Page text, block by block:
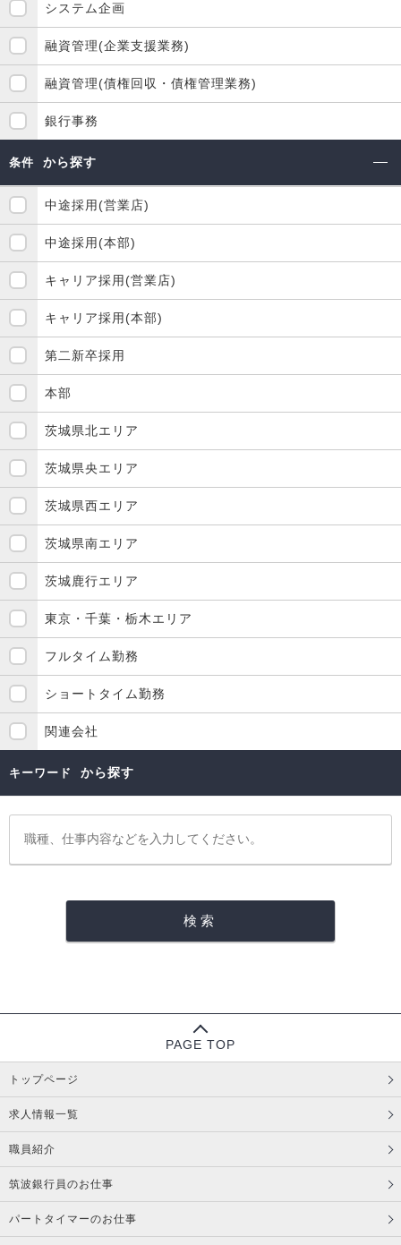
システム企画
融資管理(企業支援業務)
融資管理(債権回収・債権管理業務)
銀行事務
条件 から探す
中途採用(営業店)
中途採用(本部)
キャリア採用(営業店)
キャリア採用(本部)
第二新卒採用
本部
茨城県北エリア
茨城県央エリア
茨城県西エリア
茨城県南エリア
茨城鹿行エリア
東京・千葉・栃木エリア
フルタイム勤務
ショートタイム勤務
関連会社
キーワード から探す
PAGE TOP
トップページ
求人情報一覧
職員紹介
筑波銀行員のお仕事
パートタイマーのお仕事